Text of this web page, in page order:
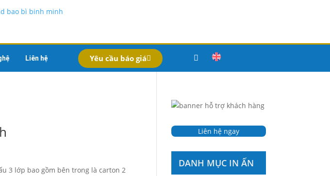
Liên hệ Yêu cầu báo giá
3 lớp bao gồm bên trong là carton 2
Liên hệ ngay
DANH MỤC IN ẤN